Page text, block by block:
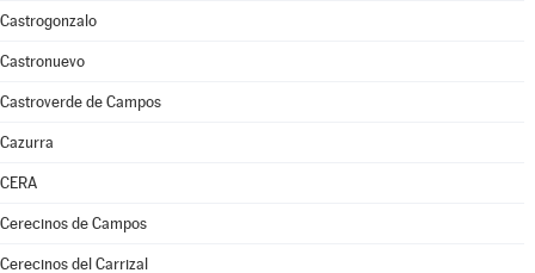
Castrogonzalo
Castronuevo
Castroverde de Campos
Cazurra
CERA
Cerecinos de Campos
Cerecinos del Carrizal